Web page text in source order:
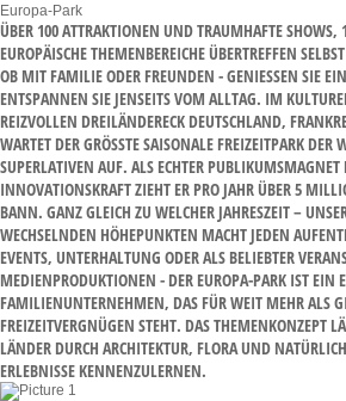
Europa-Park
ÜBER 100 ATTRAKTIONEN UND TRAUMHAFTE SHOWS,
EUROPÄISCHE THEMENBEREICHE ÜBERTREFFEN
OB MIT FAMILIE ODER FREUNDEN - GENIESSEN SIE
NTSPANNEN SIE JENSEITS VOM ALLTAG. IM
EIZVOLLEN DREILÄNDERECK DEUTSCHLAND,
ARTET DER GRÖSSTE SAISONALE FREIZEITPARK DER
PERLATIVEN AUF. ALS ECHTER PUBLIKUMSMAGNET
NOVATIONSKRAFT ZIEHT ER PRO JAHR ÜBER 5
NN. GANZ GLEICH ZU WELCHER JAHRESZEIT – UNSERE
CHSELNDEN HÖHEPUNKTEN MACHT JEDEN
ENTS, UNTERHALTUNG ODER ALS BELIEBTER
IENPRODUKTIONEN - DER EUROPA-PARK IST EIN
ILIENUNTERNEHMEN, DAS FÜR WEIT MEHR ALS
IZEITVERGNÜGEN STEHT. DAS THEMENKONZEPT LÄDT
DER DURCH ARCHITEKTUR, FLORA UND NATÜRLICH
EBNISSE KENNENZULERNEN.